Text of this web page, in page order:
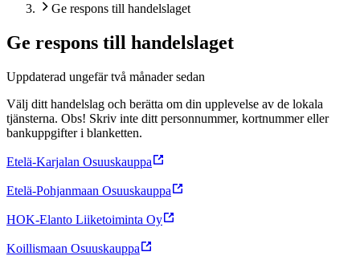
Ge respons till handelslaget
Ge respons till handelslaget
Uppdaterad ungefär två månader sedan
Välj ditt handelslag och berätta om din upplevelse av de lokala
tjänsterna. Obs! Skriv inte ditt personnummer, kortnummer eller
bankuppgifter i blanketten.
Etelä-Karjalan Osuuskauppa
Etelä-Pohjanmaan Osuuskauppa
HOK-Elanto Liiketoiminta Oy
Koillismaan Osuuskauppa